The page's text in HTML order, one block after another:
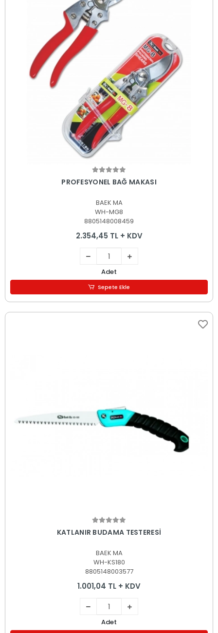
Sepete Ekle
PROFESYONEL BAĞ MAKASI
BAEK MA
WH-MG8
8805148008459
2.354,45 TL + KDV
Adet
Sepete Ekle
Sepete Ekle
KATLANIR BUDAMA TESTERESİ
BAEK MA
WH-KS180
8805148003577
1.001,04 TL + KDV
Adet